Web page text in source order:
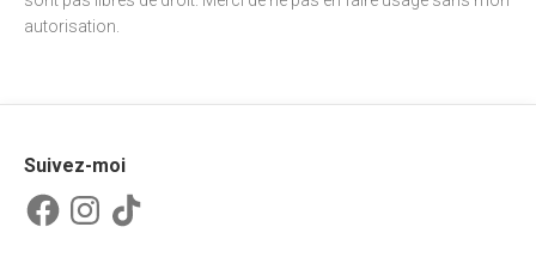
autorisation.
Suivez-moi
FacebookInstagram
TikTok